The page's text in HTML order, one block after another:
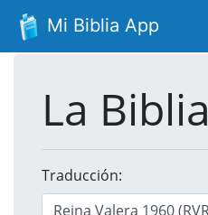
Mi Biblia App
La Biblia
Traducción: